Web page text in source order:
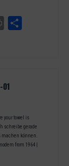
Print
your towel is
schreibe gerade
machen können.
from 1964 |